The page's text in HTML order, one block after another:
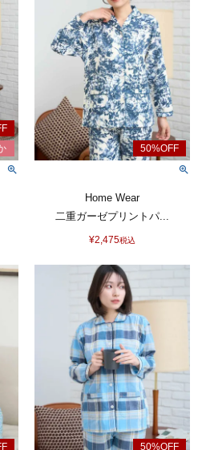
Home Wear
二重ガーゼプリントパ...
¥2,475税込